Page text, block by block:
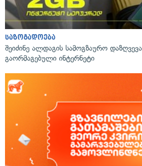
საზოგადოება
შეიძინე ალდაგის სამოგზაურო
გაორმაგებული ინტერნეტი